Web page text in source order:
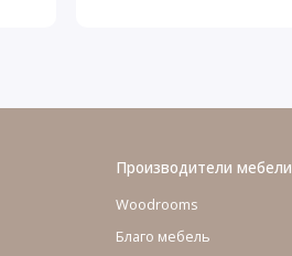
Производители мебели
Woodrooms
Благо мебель